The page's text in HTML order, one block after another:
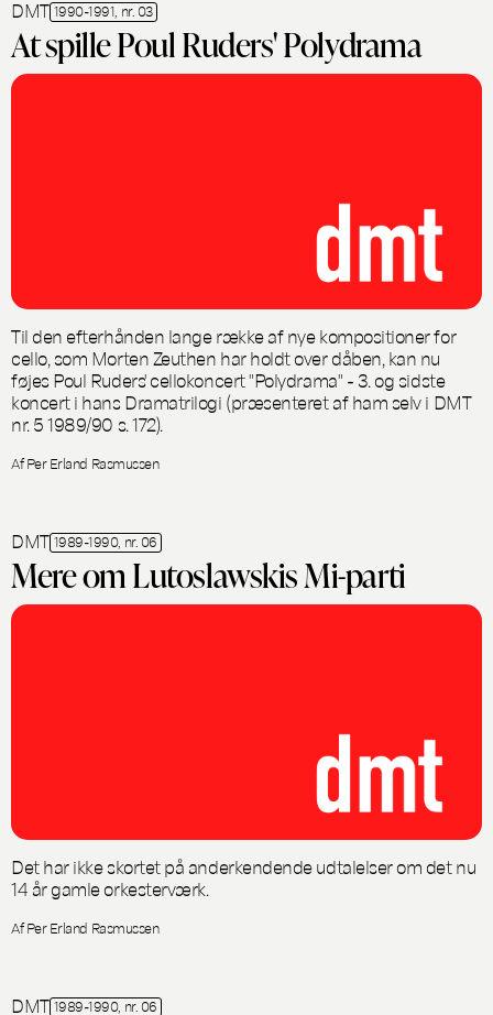
DMT 1990-1991, nr. 03
At spille Poul Ruders' Polydrama
Til den efterhånden lange række af nye kompositioner for
cello, som Morten Zeuthen har holdt over dåben, kan nu
føjes Poul Ruders' cellokoncert "Polydrama" - 3. og sidste
koncert i hans Dramatrilogi (præsenteret af ham selv i DMT
nr. 5 1989/90 s. 172).
Af Per Erland Rasmussen
DMT 1989-1990, nr. 06
Mere om Lutoslawskis Mi-parti
Det har ikke skortet på anderkendende udtalelser om det nu
14 år gamle orkesterværk.
Af Per Erland Rasmussen
DMT 1989-1990, nr. 06